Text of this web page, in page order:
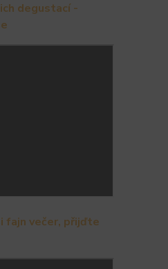
degustací -
fajn večer, přijďte